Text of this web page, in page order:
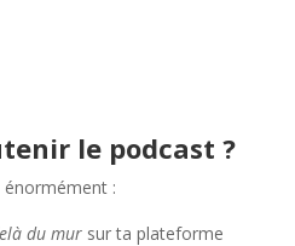
le podcast ?
énormément :
du mursur ta plateforme